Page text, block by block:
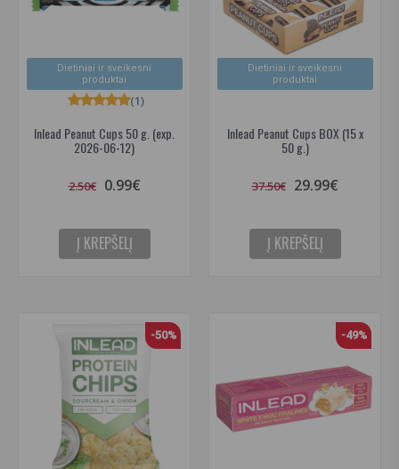
Dietiniai ir sveikesni
produktai
Inlead Peanut Cups 50 g. (exp.
2026-06-12)
(1)
2.50€ 0.99€
Į KREPŠELĮ
Dietiniai ir sveikesni
produktai
Inlead Peanut Cups BOX (15 x
50 g.)
37.50€ 29.99€
Į KREPŠELĮ
-50% -49%